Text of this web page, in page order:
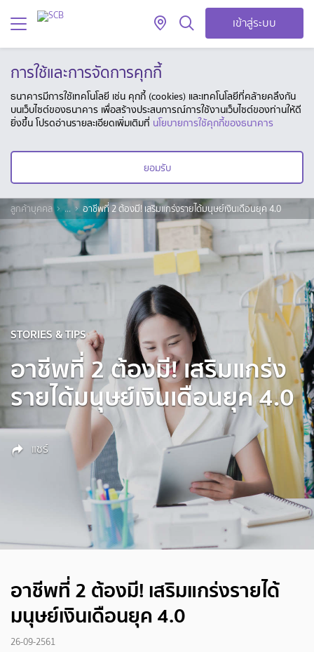
เข้าสู่ระบบ
การใช้และการจัดการคุกกี้
ธนาคารมีการใช้เทคโนโลยี เช่น คุกกี้ (cookies) และเทคโนโลยีที่คล้ายคลึงกัน
บนเว็บไซต์ของธนาคาร เพื่อสร้างประสบการณ์การใช้งานเว็บไซต์ของท่านให้ดี
ยิ่งขึ้น โปรดอ่านรายละเอียดเพิ่มเติมที่ นโยบายการใช้คุกกี้ของธนาคาร
ยอมรับ
ลูกค้าบุคคล ... อาชีพที่ 2 ต้องมี! เสริมแกร่งรายได้มนุษย์เงินเดือนยุค 4.0
STORIES & TIPS
อาชีพที่ 2 ต้องมี! เสริมแกร่ง
รายได้มนุษย์เงินเดือนยุค 4.0
แชร์
อาชีพที่ 2 ต้องมี! เสริมแกร่งรายได้
มนุษย์เงินเดือนยุค 4.0
26-09-2561